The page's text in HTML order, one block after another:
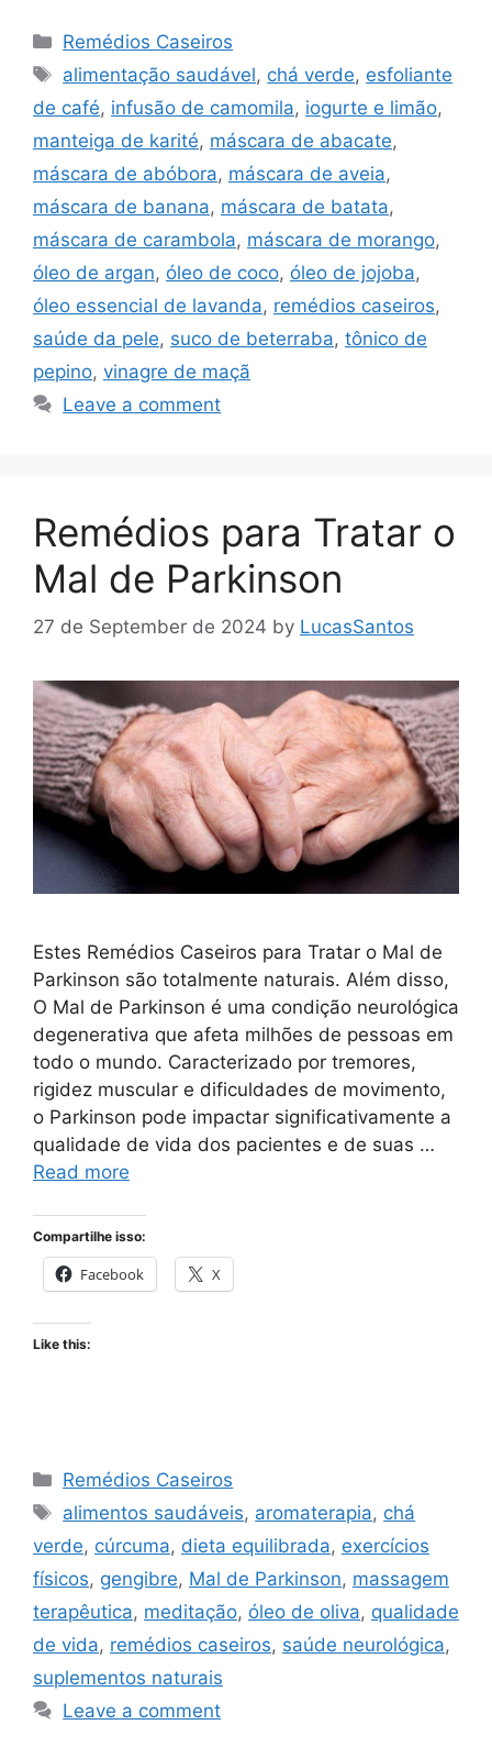
Categories
Remédios Caseiros
Tags
alimentação saudável, chá verde, esfoliante
de café, infusão de camomila, iogurte e limão,
manteiga de karité, máscara de abacate,
máscara de abóbora, máscara de aveia,
máscara de banana, máscara de batata,
máscara de carambola, máscara de morango,
óleo de argan, óleo de coco, óleo de jojoba,
óleo essencial de lavanda, remédios caseiros,
saúde da pele, suco de beterraba, tônico de
pepino, vinagre de maçã
Leave a comment
Remédios para Tratar o
Mal de Parkinson
27 de September de 2024 by LucasSantos
Estes Remédios Caseiros para Tratar o Mal de
Parkinson são totalmente naturais. Além disso,
O Mal de Parkinson é uma condição neurológica
degenerativa que afeta milhões de pessoas em
todo o mundo. Caracterizado por tremores,
rigidez muscular e dificuldades de movimento,
o Parkinson pode impactar significativamente a
qualidade de vida dos pacientes e de suas …
Read more
Compartilhe isso:
Facebook X
Like this:
Categories
Remédios Caseiros
Tags
alimentos saudáveis, aromaterapia, chá
verde, cúrcuma, dieta equilibrada, exercícios
físicos, gengibre, Mal de Parkinson, massagem
terapêutica, meditação, óleo de oliva, qualidade
de vida, remédios caseiros, saúde neurológica,
suplementos naturais
Leave a comment